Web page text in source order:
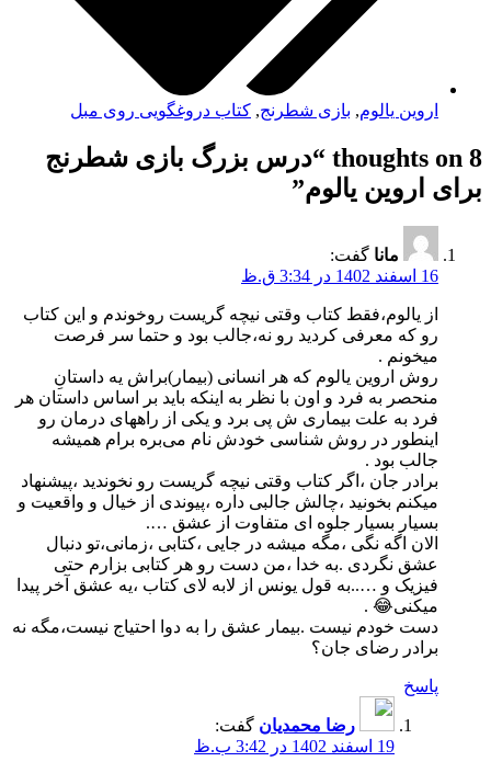
اروین یالوم, بازی شطرنج, کتاب دروغگویی روی مبل
8 thoughts on “
درس بزرگ بازی شطرنج
برای اروین یالوم”
مانا گفت:
16 اسفند 1402 در 3:34 ق.ظ
از یالوم،فقط کتاب وقتی نیچه گریست رو‌خوندم و این کتاب
رو که معرفی کردید رو نه،جالب بود و حتما سر فرصت
میخونم .
روش اروین یالوم که هر انسانی (بیمار)براش یه داستانِ
منحصر به فرد و اون با نظر به اینکه باید بر اساس داستان هر
فرد به علت بیماری ش پی برد و یکی از راههای درمان رو
اینطور در روش شناسی خودش نام می‌بره برام همیشه
جالب بود .
برادر جان ،اگر کتاب وقتی نیچه گریست رو نخوندید ،پیشنهاد
میکنم بخونید ،چالش جالبی داره ،پیوندی از خیال و واقعیت و
بسیار بسیار جلوه ای متفاوت از عشق ….
الان اگه نگی ،مگه میشه در جایی ،کتابی ،زمانی،تو دنبال
عشق نگردی .به خدا ،من دست رو هر کتابی بزارم حتی
فیزیک و …..به قول یونس از لابه لای کتاب ،یه عشق آخر پیدا
میکنی😂 .
دست خودم نیست .بیمار عشق را به دوا احتیاج نیست،مگه نه
برادر رضای جان؟
پاسخ
رضا محمدیان گفت:
19 اسفند 1402 در 3:42 ب.ظ